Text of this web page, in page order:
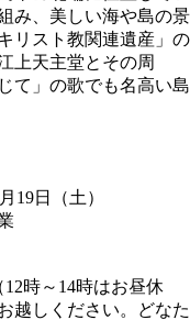
み、美しい海や島の景
リスト教関連遺産」の
上天主堂とその周
て」の歌でも名高い島
19日（土）
時～14時はお昼休
越しください。どなた